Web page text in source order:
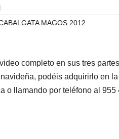
MAGOS 2012
completo en sus tres
podéis adquirirlo en
o llamando por teléfono al